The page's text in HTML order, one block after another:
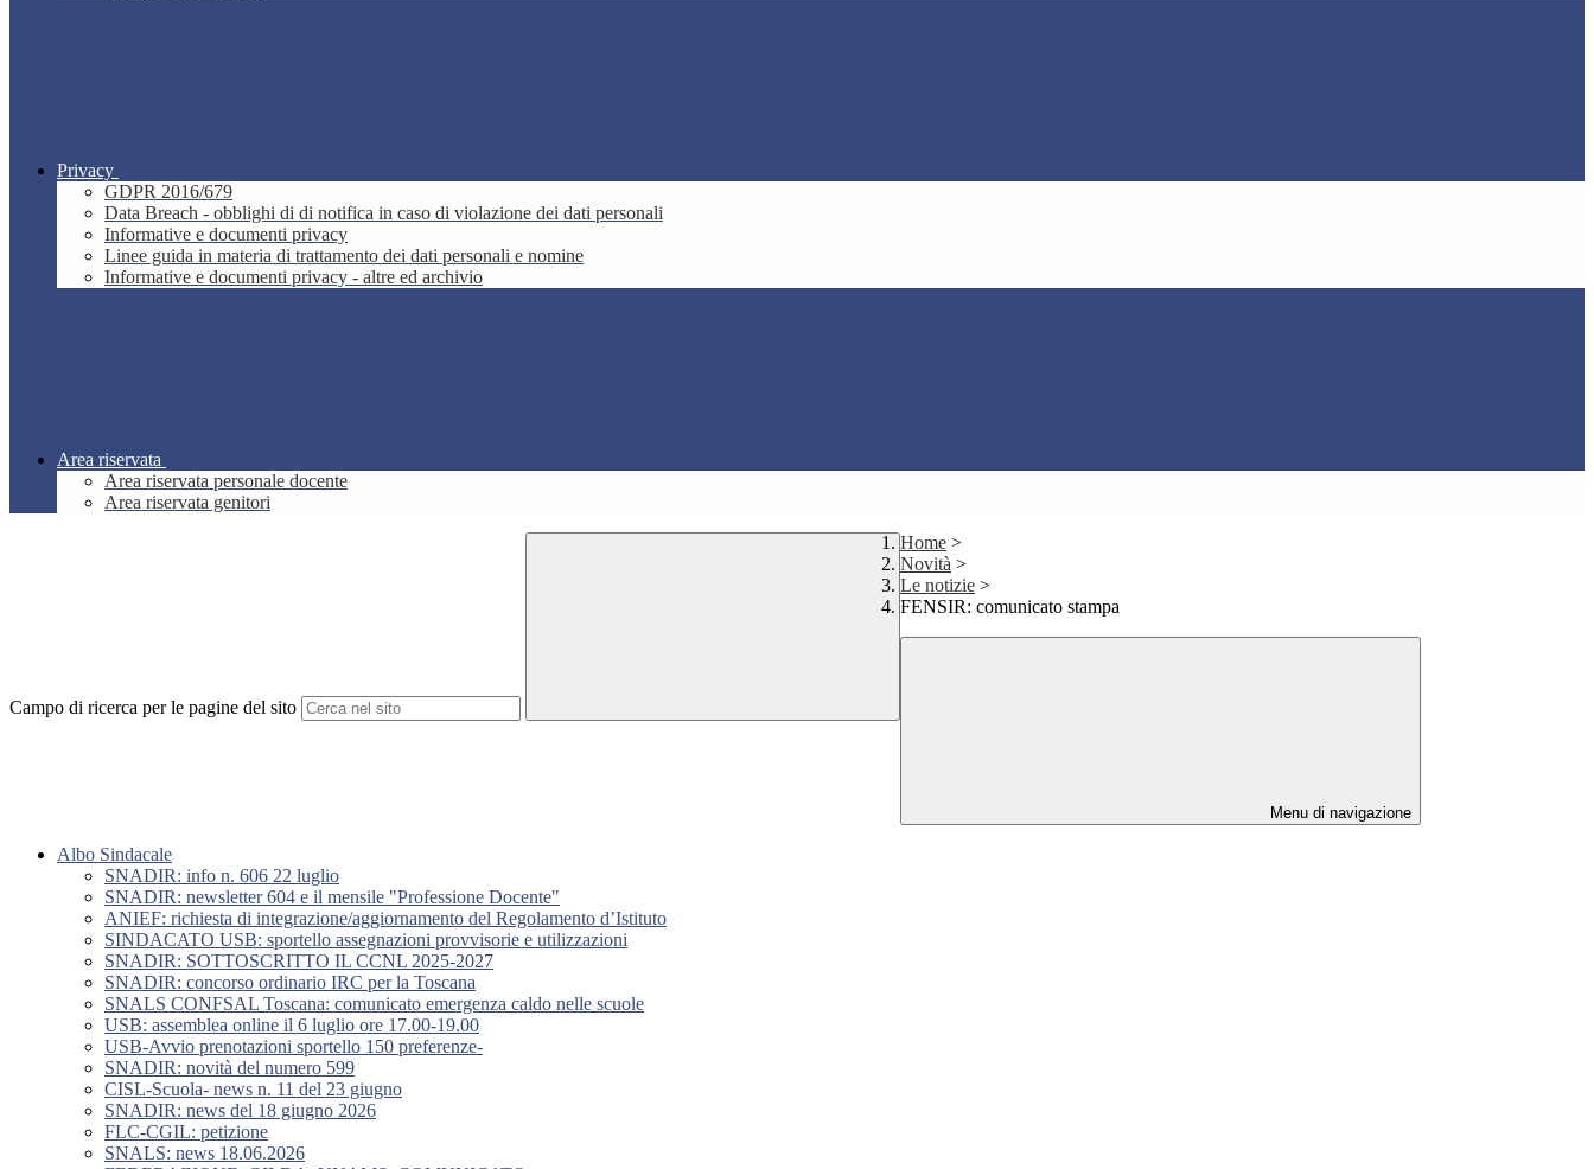
Privacy
GDPR 2016/679
Data Breach - obblighi di di notifica in caso di violazione dei dati personali
Informative e documenti privacy
Linee guida in materia di trattamento dei dati personali e nomine
Informative e documenti privacy - altre ed archivio
Area riservata
Area riservata personale docente
Area riservata genitori
Campo di ricerca per le pagine del sito
Home >
Novità >
Le notizie >
FENSIR: comunicato stampa
Menu di navigazione
Albo Sindacale
SNADIR: info n. 606 22 luglio
SNADIR: newsletter 604 e il mensile "Professione Docente"
ANIEF: richiesta di integrazione/aggiornamento del Regolamento d’Istituto
SINDACATO USB: sportello assegnazioni provvisorie e utilizzazioni
SNADIR: SOTTOSCRITTO IL CCNL 2025-2027
SNADIR: concorso ordinario IRC per la Toscana
SNALS CONFSAL Toscana: comunicato emergenza caldo nelle scuole
USB: assemblea online il 6 luglio ore 17.00-19.00
USB-Avvio prenotazioni sportello 150 preferenze-
SNADIR: novità del numero 599
CISL-Scuola- news n. 11 del 23 giugno
SNADIR: news del 18 giugno 2026
FLC-CGIL: petizione
SNALS: news 18.06.2026